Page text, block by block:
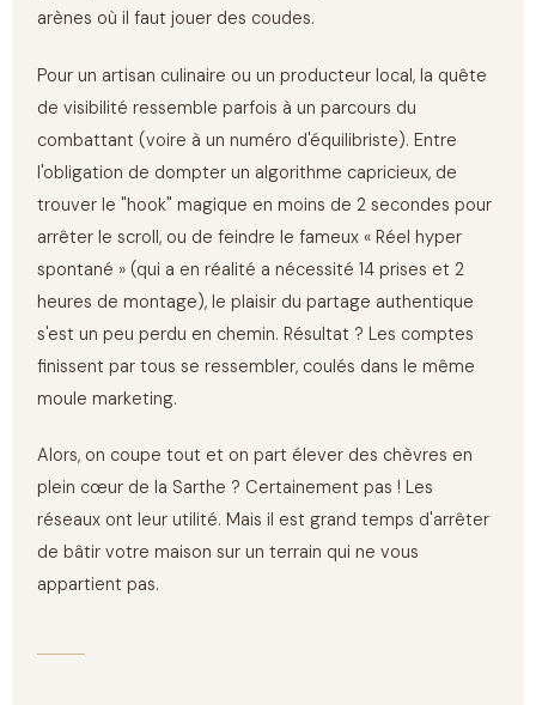
arènes où il faut jouer des coudes.
Pour un artisan culinaire ou un producteur local, la quête
de visibilité ressemble parfois à un parcours du
combattant (voire à un numéro d'équilibriste). Entre
l'obligation de dompter un algorithme capricieux, de
trouver le "hook" magique en moins de 2 secondes pour
arrêter le scroll, ou de feindre le fameux « Réel hyper
spontané » (qui a en réalité a nécessité 14 prises et 2
heures de montage), le plaisir du partage authentique
s'est un peu perdu en chemin. Résultat ? Les comptes
finissent par tous se ressembler, coulés dans le même
moule marketing.
Alors, on coupe tout et on part élever des chèvres en
plein cœur de la Sarthe ? Certainement pas ! Les
réseaux ont leur utilité. Mais il est grand temps d'arrêter
de bâtir votre maison sur un terrain qui ne vous
appartient pas.